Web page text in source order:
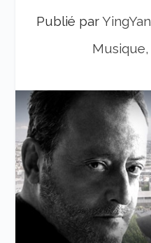
Publié par